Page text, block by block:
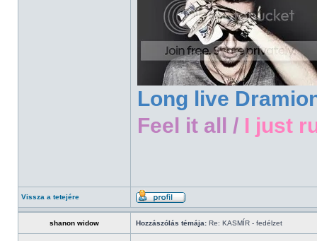
Long live
Feel it all / I just
Vissza a tetejére
shanon widow Hozzászólás témája: Re: KASMÍR - fedélzet